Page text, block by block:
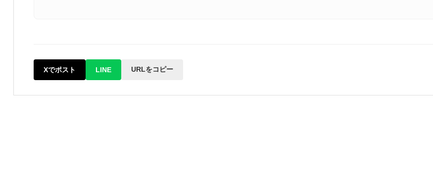
Xでポスト LINE URLをコピー